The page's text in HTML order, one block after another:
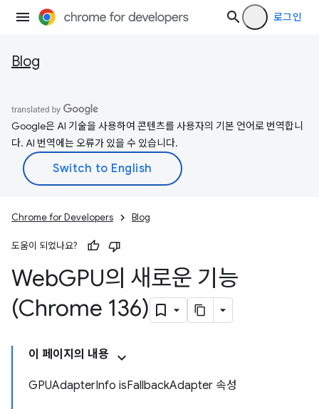
로그인
Blog
Google은 AI 기술을 사용하여 콘텐츠를 사용자의 기본 언어로 번역합니
다. AI 번역에는 오류가 있을 수 있습니다.
Chrome for Developers Blog
도움이 되었나요?
WebGPU의 새로운 기능
(Chrome 136)
이 페이지의 내용
GPUAdapterInfo isFallbackAdapter 속성